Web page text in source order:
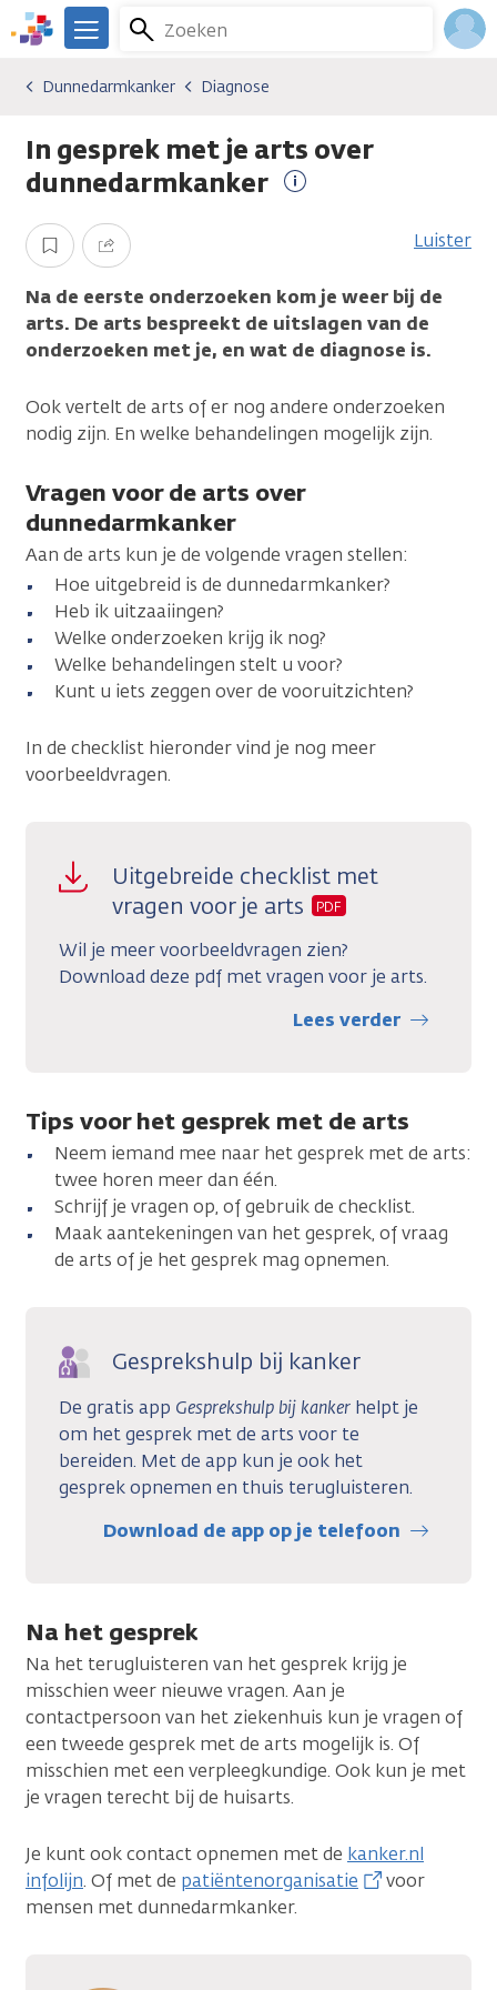
Overslaan
en
gaan
We
er
je.
Kanker.nl
Zoeken
Menu
Kankersoorten
Dunnedarmkanker
Diagnose
Dunnedarmkanker Diagnose
In gesprek met je arts over
dunnedarmkanker
Opslaan Delen Luister
Na de eerste onderzoeken kom je weer bij de
arts. De arts bespreekt de uitslagen van de
onderzoeken met je, en wat de diagnose is.
Ook vertelt de arts of er nog andere onderzoeken
nodig zijn. En welke behandelingen mogelijk zijn.
Vragen voor de arts over
dunnedarmkanker
Aan de arts kun je de volgende vragen stellen:
Hoe uitgebreid is de dunnedarmkanker?
Heb ik uitzaaiingen?
Welke onderzoeken krijg ik nog?
Welke behandelingen stelt u voor?
Kunt u iets zeggen over de vooruitzichten?
In de checklist hieronder vind je nog meer
voorbeeldvragen.
Uitgebreide checklist met
vragen voor je arts
PDF
Wil je meer voorbeeldvragen zien?
Download deze pdf met vragen voor je arts.
Lees verder
Tips voor het gesprek met de arts
Neem iemand mee naar het gesprek met de arts:
twee horen meer dan één.
Schrijf je vragen op, of gebruik de checklist.
Maak aantekeningen van het gesprek, of vraag
de arts of je het gesprek mag opnemen.
Gesprekshulp bij kanker
De gratis app Gesprekshulp bij kanker helpt je
om het gesprek met de arts voor te
bereiden. Met de app kun je ook het
gesprek opnemen en thuis terugluisteren.
Download de app op je telefoon
Na het gesprek
Na het terugluisteren van het gesprek krijg je
misschien weer nieuwe vragen. Aan je
contactpersoon van het ziekenhuis kun je vragen of
een tweede gesprek met de arts mogelijk is. Of
misschien met een verpleegkundige. Ook kun je met
je vragen terecht bij de huisarts.
Je kunt ook contact opnemen met de kanker.nl
infolijn. Of met de patiëntenorganisatie
voor
mensen met dunnedarmkanker.